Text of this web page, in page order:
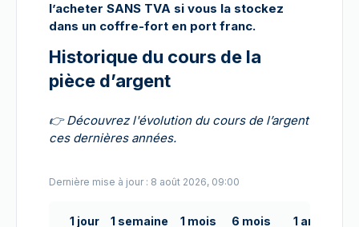
l’acheter SANS TVA si vous la stockez
dans un coffre-fort en port franc.
Historique du cours de la
pièce d’argent
👉 Découvrez l'évolution du cours de l’argent
ces dernières années.
Dernière mise à jour : 8 août 2026, 09:00
1 jour 1 semaine 1 mois 6 mois 1 an